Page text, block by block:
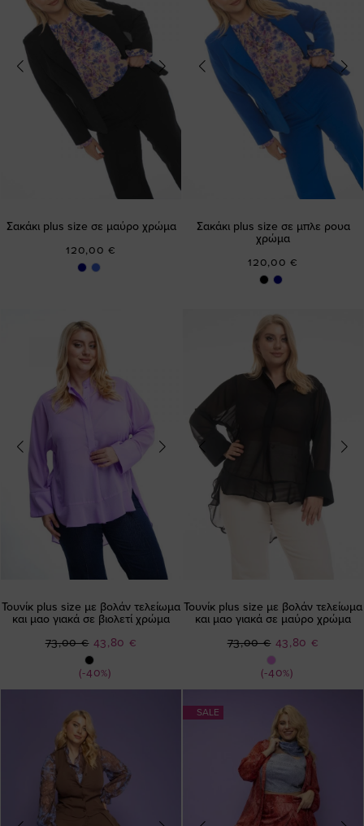
Σακάκι plus size σε μαύρο χρώμα
120,00 €
Σακάκι plus size σε μπλε ρουα
χρώμα
120,00 €
Τουνίκ plus size με βολάν τελείωμα
και μαο γιακά σε βιολετί χρώμα
(-40%)
Ειδική
Τιμή
43,80 €
73,00 €
Τουνίκ plus size με βολάν τελείωμα
και μαο γιακά σε μαύρο χρώμα
(-40%)
Ειδική
Τιμή
43,80 €
73,00 €
SALE